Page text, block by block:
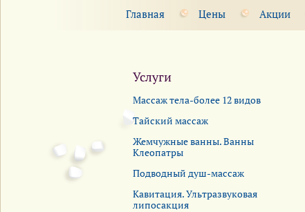
Главная Цены Акции
Услуги
Массаж тела-более 12 видов
Тайский массаж
Жемчужные ванны. Ванны
Клеопатры
Подводный душ-массаж
Кавитация. Ультразвуковая
липосакция